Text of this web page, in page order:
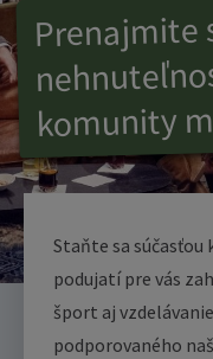
Prenajmite
komunity
Staňte sa
podujatí pre vás
šport aj
podporovaného